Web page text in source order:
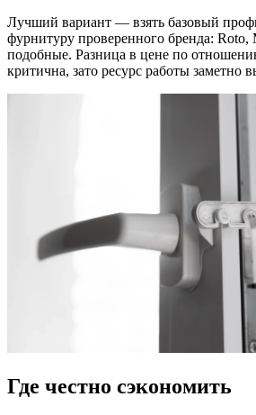
Лучший вариант — взять базовый
фурнитуру проверенного бренда: Roto,
подобные. Разница в цене по
критична, зато ресурс работы заметно
Где честно сэкономить